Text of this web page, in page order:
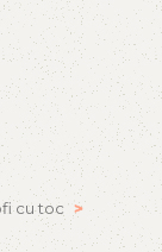
cu toc